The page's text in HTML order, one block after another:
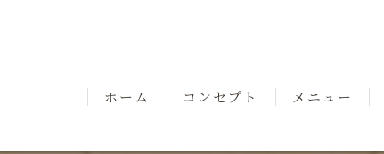
ホーム コンセプト メニュー